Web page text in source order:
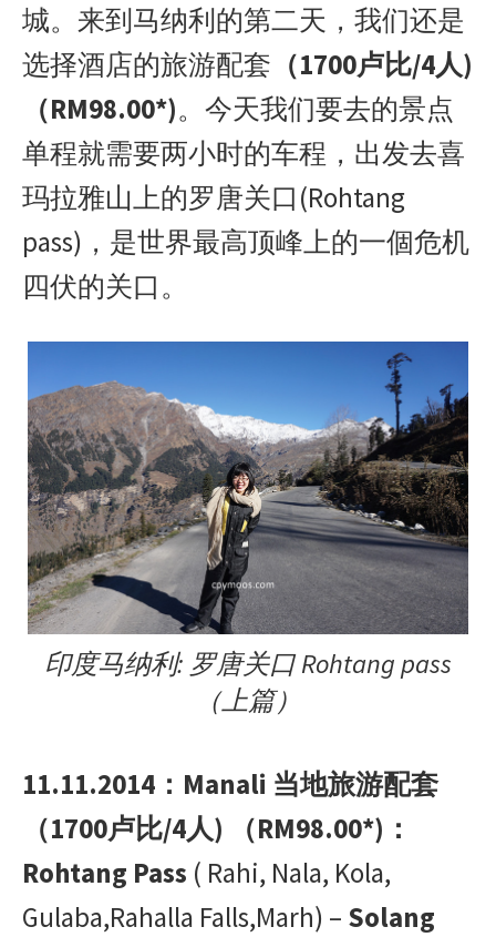
o
k
n
g
e
A
p
e
e
b
o
城。来到马纳利的第二天，我们还是
选择酒店的旅游配套 （1700卢比/4人)
（RM98.00*)。今天我们要去的景点
单程就需要两小时的车程，出发去喜
玛拉雅山上的罗唐关口(Rohtang
pass)，是世界最高顶峰上的一個危机
四伏的关口。
印度马纳利: 罗唐关口 Rohtang pass
（上篇）
11.11.2014：Manali 当地旅游配套
（1700卢比/4人) （RM98.00*)：
Rohtang Pass ( Rahi, Nala, Kola,
Gulaba,Rahalla Falls,Marh) – Solang